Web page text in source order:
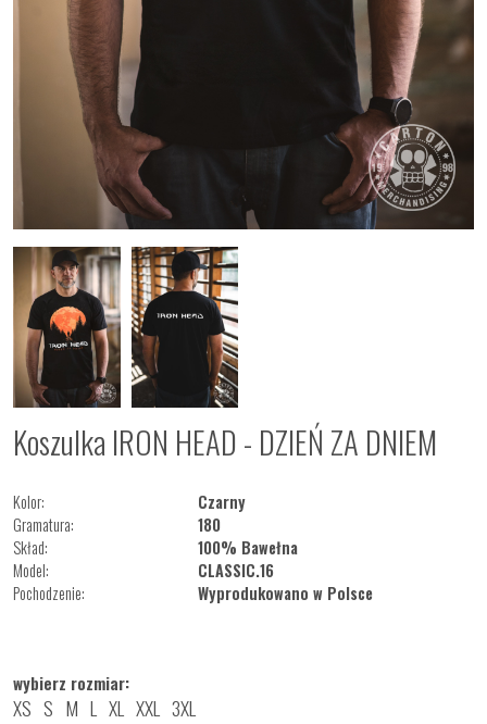
Koszulka IRON HEAD - DZIEŃ ZA DNIEM
Kolor:
Czarny
Gramatura:
180
Skład:
100% Bawełna
Model:
CLASSIC.16
Pochodzenie:
Wyprodukowano w Polsce
wybierz rozmiar:
XS S M L XL XXL 3XL